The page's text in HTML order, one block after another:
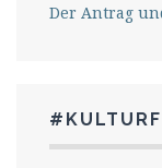
Der Antrag